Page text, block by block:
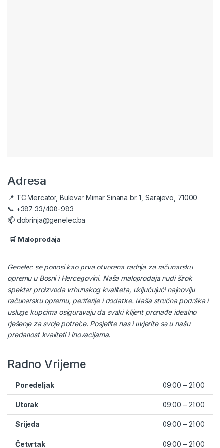
Adresa
📍 TC Mercator, Bulevar Mimar Sinana br. 1, Sarajevo, 71000
📞 +387 33/408-983
📫 dobrinja@genelec.ba
🛒 Maloprodaja
Genelec se ponosi kao prva otvorena radnja za računarsku
opremu u Bosni i Hercegovini. Naša maloprodaja nudi širok
spektar proizvoda vrhunskog kvaliteta, uključujući najnoviju
računarsku opremu, periferije i dodatke. Naša stručna podrška i
usluge kupcima osiguravaju da svaki klijent pronađe idealno
rješenje za svoje potrebe. Posjetite nas i uvjerite se u našu
predanost kvaliteti i inovacijama.
Radno Vrijeme
Ponedeljak 09:00 – 21:00
Utorak 09:00 – 21:00
Srijeda 09:00 – 21:00
Četvrtak 09:00 – 21:00